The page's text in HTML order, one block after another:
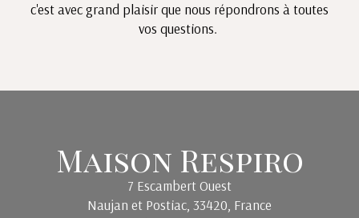
c'est avec grand plaisir que nous répondrons à toutes
vos questions.
Maison Respiro
7 Escambert Ouest
Naujan et Postiac, 33420, France